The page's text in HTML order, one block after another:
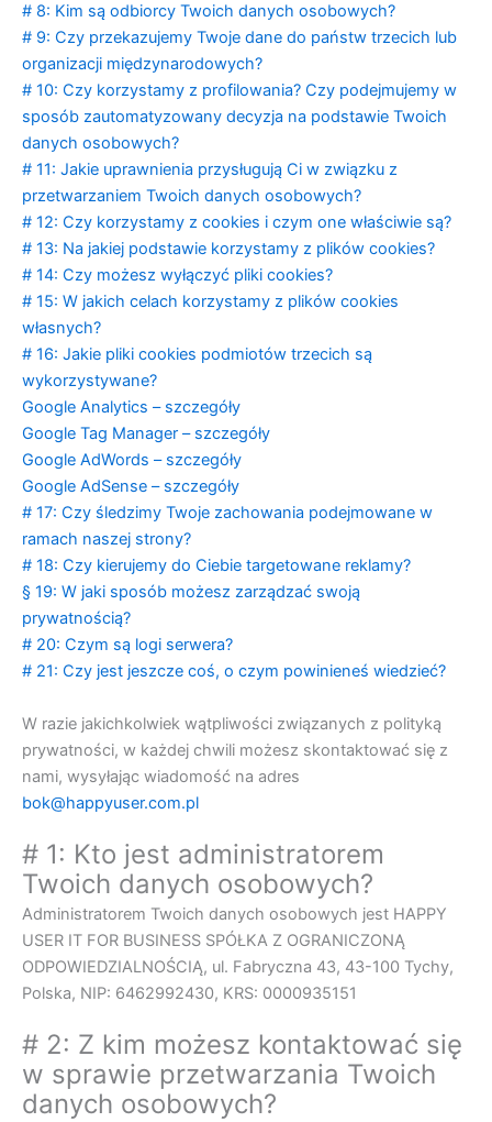
# 8: Kim są odbiorcy Twoich danych osobowych?
# 9: Czy przekazujemy Twoje dane do państw trzecich lub
organizacji międzynarodowych?
# 10: Czy korzystamy z profilowania? Czy podejmujemy w
sposób zautomatyzowany decyzja na podstawie Twoich
danych osobowych?
# 11: Jakie uprawnienia przysługują Ci w związku z
przetwarzaniem Twoich danych osobowych?
# 12: Czy korzystamy z cookies i czym one właściwie są?
# 13: Na jakiej podstawie korzystamy z plików cookies?
# 14: Czy możesz wyłączyć pliki cookies?
# 15: W jakich celach korzystamy z plików cookies
własnych?
# 16: Jakie pliki cookies podmiotów trzecich są
wykorzystywane?
Google Analytics – szczegóły
Google Tag Manager – szczegóły
Google AdWords – szczegóły
Google AdSense – szczegóły
# 17: Czy śledzimy Twoje zachowania podejmowane w
ramach naszej strony?
# 18: Czy kierujemy do Ciebie targetowane reklamy?
§ 19: W jaki sposób możesz zarządzać swoją
prywatnością?
# 20: Czym są logi serwera?
# 21: Czy jest jeszcze coś, o czym powinieneś wiedzieć?
W razie jakichkolwiek wątpliwości związanych z polityką
prywatności, w każdej chwili możesz skontaktować się z
nami, wysyłając wiadomość na adres
bok@happyuser.com.pl
# 1: Kto jest administratorem
Twoich danych osobowych?
Administratorem Twoich danych osobowych jest HAPPY
USER IT FOR BUSINESS SPÓŁKA Z OGRANICZONĄ
ODPOWIEDZIALNOŚCIĄ, ul. Fabryczna 43, 43-100 Tychy,
Polska, NIP: 6462992430, KRS: 0000935151
# 2: Z kim możesz kontaktować się
w sprawie przetwarzania Twoich
danych osobowych?